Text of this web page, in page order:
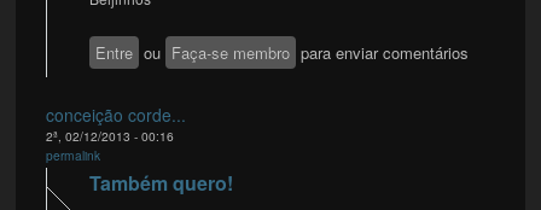
Entre ou Faça-se membro para enviar comentários
conceição corde...
2ª, 02/12/2013 - 00:16
permalink
Também quero!